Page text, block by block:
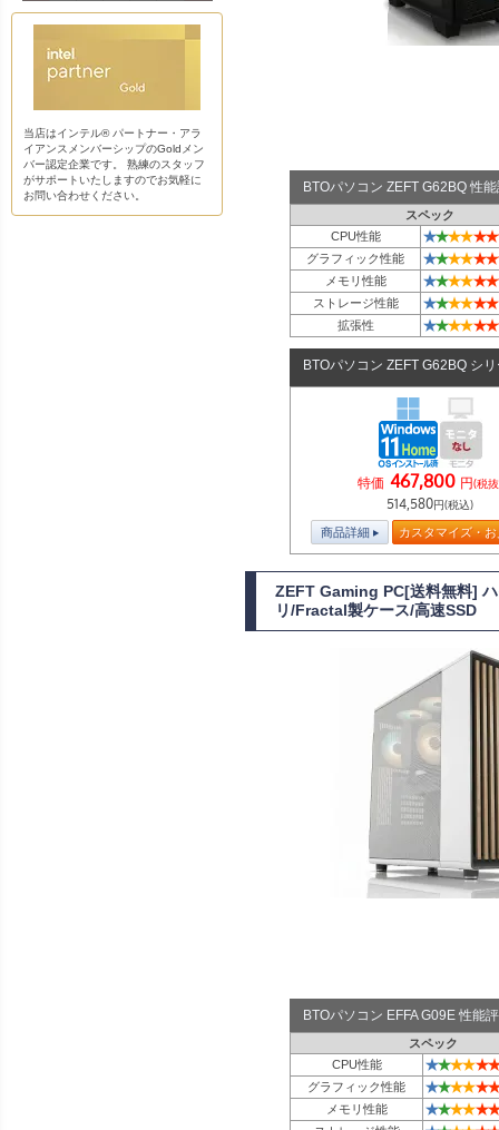
BTOパソコン ZEFT G62BQ 性
スペック
CPU性能
★★★★★★
グラフィック性能 ★★★★★★
メモリ性能 ★★★★★★
ストレージ性能 ★★★★★★
拡張性 ★★★★★★
BTOパソコン ZEFT G62BQ シ
特価 467,800 円(税
514,580円(税込)
商品詳細 カスタマイズ・
ZEFT Gaming PC[送料無料]
リ/Fractal製ケース/高速SSD
BTOパソコン EFFA G09E 性能
スペック
CPU性能
★★★★★★
グラフィック性能 ★★★★★★
メモリ性能 ★★★★★★
当店はインテル® パートナー・アラ
イアンスメンバーシップのGoldメン
バー認定企業です。 熟練のスタッフ
がサポートいたしますのでお気軽に
お問い合わせください。